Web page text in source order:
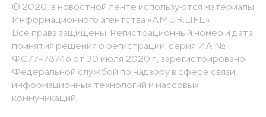
© 2020, в новостной ленте используются материалы
Информационного агентства «AMUR.LIFE».
Все права защищены. Регистрационный номер и дата
принятия решения о регистрации: серия ИА №
ФС77-78746 от 30 июля 2020 г., зарегистрировано
Федеральной службой по надзору в сфере связи,
информационных технологий и массовых
коммуникаций